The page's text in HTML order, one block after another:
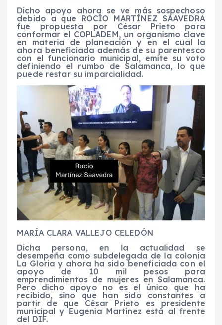
Dicho apoyo ahora se ve más sospechoso
debido a que ROCÍO MARTÍNEZ SAAVEDRA
fue propuesta por César Prieto para
conformar el COPLADEM, un organismo clave
en materia de planeación y en el cual la
ahora beneficiada además de su parentesco
con el funcionario municipal, emite su voto
definiendo el rumbo de Salamanca, lo que
puede restar su imparcialidad.
MARÍA CLARA VALLEJO CELEDÓN
Dicha persona, en la actualidad se
desempeña como subdelegada de la colonia
La Gloria y ahora ha sido beneficiada con el
apoyo de 10 mil pesos para
emprendimientos de mujeres en Salamanca.
Pero dicho apoyo no es el único que ha
recibido, sino que han sido constantes a
partir de que César Prieto es presidente
municipal y Eugenia Martínez está al frente
del DIF.